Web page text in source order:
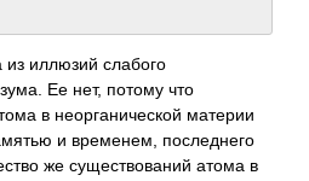
иллюзий слабого
Ее нет, потому что
в неорганической материи
и временем, последнего
же существований атома в